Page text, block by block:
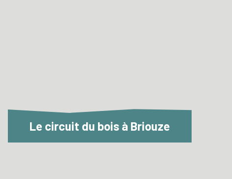
Le circuit du bois à Briouze